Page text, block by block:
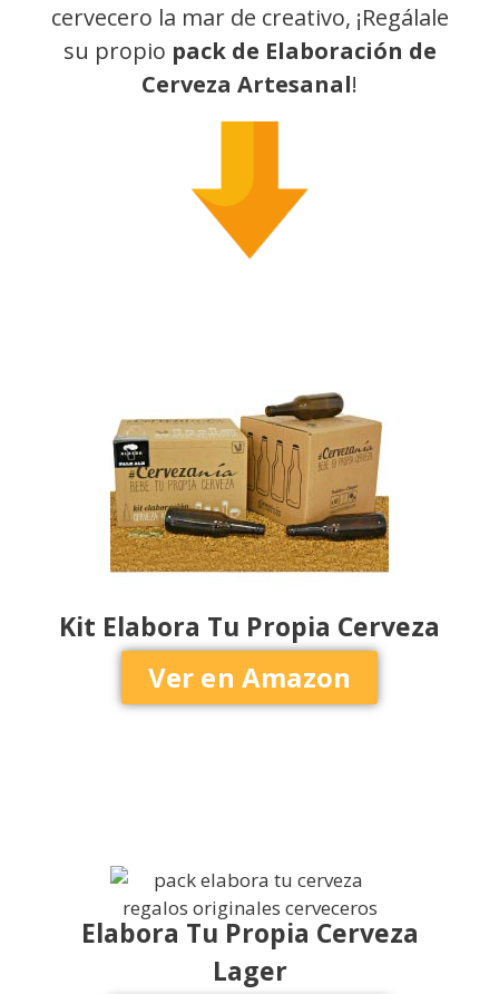
cervecero la mar de creativo, ¡Regálale
su propio pack de Elaboración de
Cerveza Artesanal!
Kit Elabora Tu Propia Cerveza
Ver en Amazon
Elabora Tu Propia Cerveza
Lager